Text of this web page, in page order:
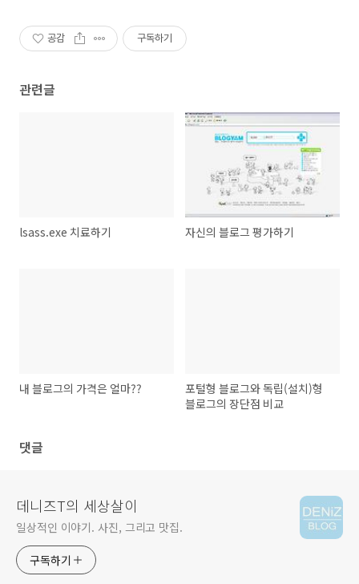
공감 구독하기
관련글
lsass.exe 치료하기 자신의 블로그 평가하기
내 블로그의 가격은 얼마??
포털형 블로그와 독립(설치)형
블로그의 장단점 비교
댓글
데니즈T의 세상살이
일상적인 이야기. 사진, 그리고 맛집.
구독하기